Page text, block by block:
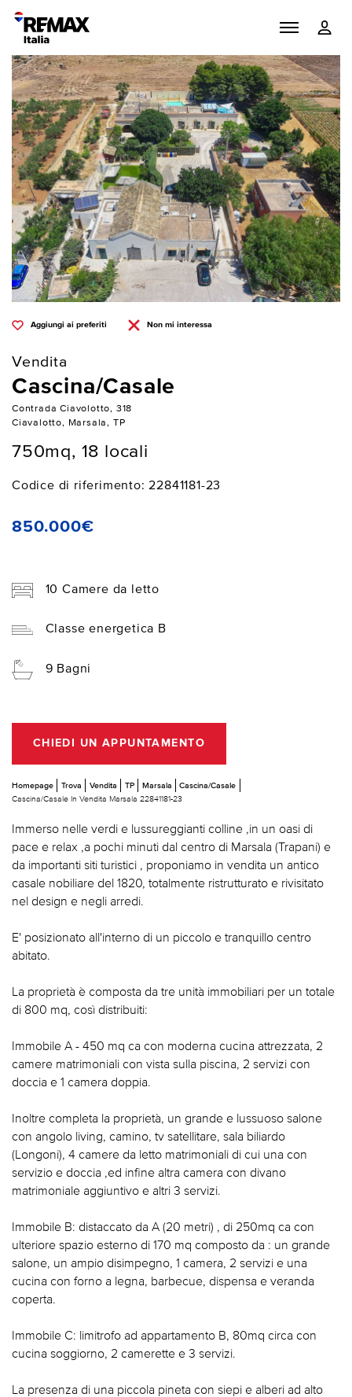
Aggiungi ai preferiti Non mi interessa
Vendita
Cascina/Casale
Contrada Ciavolotto, 318
Ciavalotto, Marsala, TP
750mq, 18 locali
Codice di riferimento: 22841181-23
850.000€
10 Camere da letto
Classe energetica B
9 Bagni
CHIEDI UN APPUNTAMENTO
Homepage Trova Vendita TP Marsala
Cascina/Casale
Cascina/Casale In Vendita Marsala 22841181-23
Immerso nelle verdi e lussureggianti colline ,in un oasi di
pace e relax ,a pochi minuti dal centro di Marsala (Trapani) e
da importanti siti turistici , proponiamo in vendita un antico
casale nobiliare del 1820, totalmente ristrutturato e rivisitato
nel design e negli arredi.
E' posizionato all'interno di un piccolo e tranquillo centro
abitato.
La proprietà è composta da tre unità immobiliari per un totale
di 800 mq, così distribuiti:
Immobile A - 450 mq ca con moderna cucina attrezzata, 2
camere matrimoniali con vista sulla piscina, 2 servizi con
doccia e 1 camera doppia.
Inoltre completa la proprietà, un grande e lussuoso salone
con angolo living, camino, tv satellitare, sala biliardo
(Longoni), 4 camere da letto matrimoniali di cui una con
servizio e doccia ,ed infine altra camera con divano
matrimoniale aggiuntivo e altri 3 servizi.
Immobile B: distaccato da A (20 metri) , di 250mq ca con
ulteriore spazio esterno di 170 mq composto da : un grande
salone, un ampio disimpegno, 1 camera, 2 servizi e una
cucina con forno a legna, barbecue, dispensa e veranda
coperta.
Immobile C: limitrofo ad appartamento B, 80mq circa con
cucina soggiorno, 2 camerette e 3 servizi.
La presenza di una piccola pineta con siepi e alberi ad alto